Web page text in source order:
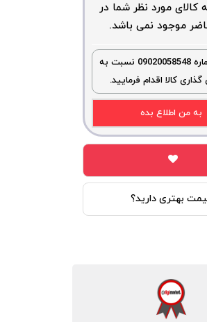
کالای مورد نظر شما در
موجود نمی باشد.
لطفا با شماره 09020058548 نسبت به
کالا اقدام فرمایید.
به من اطلاع بده
بهتری دارید؟